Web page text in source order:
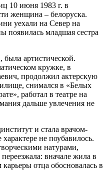
10 июня 1983 г. в
женщина – белоруска.
уехали на Север на
появилась младшая сестра
была артистической.
кружке, в
продолжил актерскую
снимался в «Белых
работал в театре на
дальше увлечения не
и стала врачом-
не поубавилось.
натурами,
вначале жила в
отца обосновалась в